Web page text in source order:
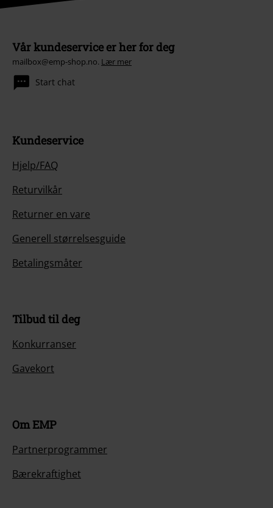
Vår kundeservice er her for deg
mailbox@emp-shop.no. Lær mer
Start chat
Kundeservice
Hjelp/FAQ
Returvilkår
Returner en vare
Generell størrelsesguide
Betalingsmåter
Tilbud til deg
Konkurranser
Gavekort
Om EMP
Partnerprogrammer
Bærekraftighet